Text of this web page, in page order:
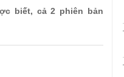
biết, cả 2 phiên bản